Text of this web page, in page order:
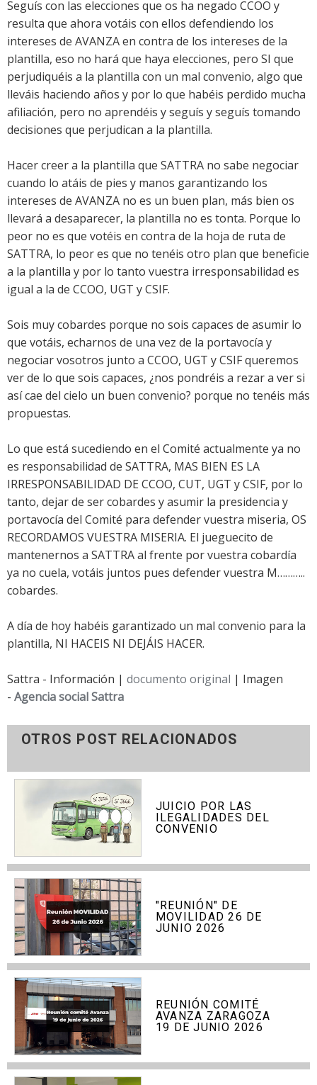
Seguís con las elecciones que os ha negado CCOO y
resulta que ahora votáis con ellos defendiendo los
intereses de AVANZA en contra de los intereses de la
plantilla, eso no hará que haya elecciones, pero SI que
perjudiquéis a la plantilla con un mal convenio, algo que
lleváis haciendo años y por lo que habéis perdido mucha
afiliación, pero no aprendéis y seguís y seguís tomando
decisiones que perjudican a la plantilla.
Hacer creer a la plantilla que SATTRA no sabe negociar
cuando lo atáis de pies y manos garantizando los
intereses de AVANZA no es un buen plan, más bien os
llevará a desaparecer, la plantilla no es tonta. Porque lo
peor no es que votéis en contra de la hoja de ruta de
SATTRA, lo peor es que no tenéis otro plan que beneficie
a la plantilla y por lo tanto vuestra irresponsabilidad es
igual a la de CCOO, UGT y CSIF.
Sois muy cobardes porque no sois capaces de asumir lo
que votáis, echarnos de una vez de la portavocía y
negociar vosotros junto a CCOO, UGT y CSIF queremos
ver de lo que sois capaces, ¿nos pondréis a rezar a ver si
así cae del cielo un buen convenio? porque no tenéis más
propuestas.
Lo que está sucediendo en el Comité actualmente ya no
es responsabilidad de SATTRA, MAS BIEN ES LA
IRRESPONSABILIDAD DE CCOO, CUT, UGT y CSIF, por lo
tanto, dejar de ser cobardes y asumir la presidencia y
portavocía del Comité para defender vuestra miseria, OS
RECORDAMOS VUESTRA MISERIA. El jueguecito de
mantenernos a SATTRA al frente por vuestra cobardía
ya no cuela, votáis juntos pues defender vuestra M………..
cobardes.
A día de hoy habéis garantizado un mal convenio para la
plantilla, NI HACEIS NI DEJÁIS HACER.
Sattra - Información | documento original | Imagen
- Agencia social Sattra
OTROS POST RELACIONADOS
JUICIO POR LAS
ILEGALIDADES DEL
CONVENIO
"REUNIÓN" DE
MOVILIDAD 26 DE
JUNIO 2026
REUNIÓN COMITÉ
AVANZA ZARAGOZA
19 DE JUNIO 2026